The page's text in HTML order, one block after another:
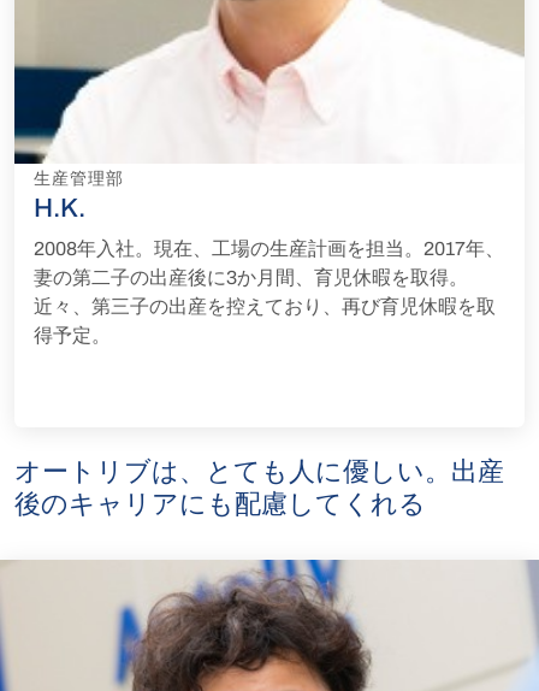
生産管理部
H.K.
2008年入社。現在、工場の生産計画を担当。2017年、
妻の第二子の出産後に3か月間、育児休暇を取得。
近々、第三子の出産を控えており、再び育児休暇を取
得予定。
オートリブは、とても人に優しい。出産
後のキャリアにも配慮してくれる